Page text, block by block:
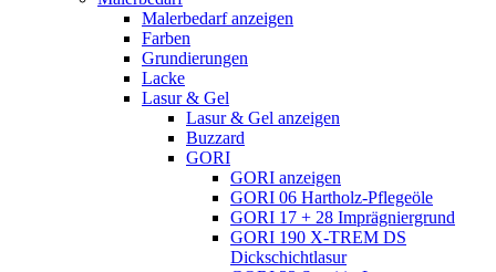
Malerbedarf anzeigen
Farben
Grundierungen
Lacke
Lasur & Gel
Lasur & Gel anzeigen
Buzzard
GORI
GORI anzeigen
GORI 06 Hartholz-Pflegeöle
GORI 17 + 28 Imprägniergrund
GORI 190 X-TREM DS
Dickschichtlasur